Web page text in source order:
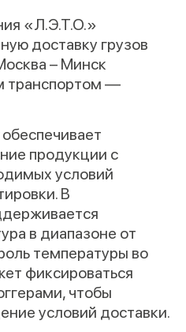
«Л.Э.Т.О.»
доставку грузов
– Минск
транспортом —
продукции с
условий
В
в диапазоне от
температуры во
фиксироваться
чтобы
условий доставки.